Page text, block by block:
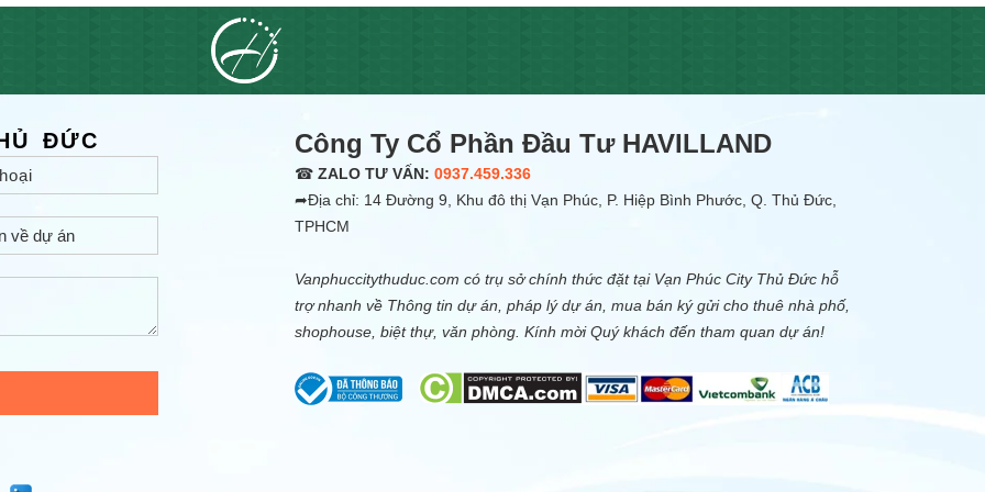
ĐỨC Công Ty Cổ Phần Đầu Tư HAVILLAND
☎ ZALO TƯ VẤN: 0937.459.336
➦Địa chỉ: 14 Đường 9, Khu đô thị Vạn Phúc, P. Hiệp Bình Phước, Q. Thủ Đức,
TPHCM
Vanphuccitythuduc.com có trụ sở chính thức đặt tại Vạn Phúc City Thủ Đức hỗ
trợ nhanh về Thông tin dự án, pháp lý dự án, mua bán ký gửi cho thuê nhà phố,
shophouse, biệt thự, văn phòng. Kính mời Quý khách đến tham quan dự án!